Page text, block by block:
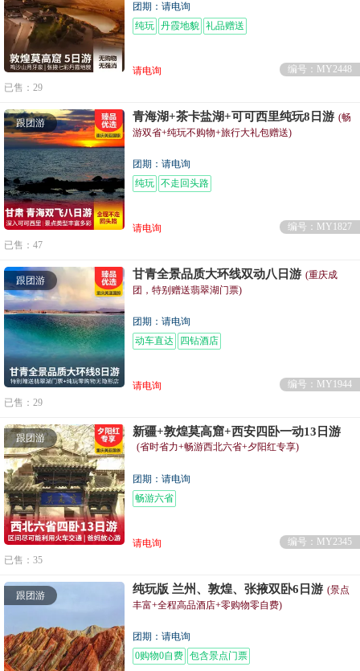
团期：请电询
纯玩 丹霞地貌 礼品赠送
请电询
编号：MY2448
已售：29
跟团游 青海湖+茶卡盐湖+可可西里纯玩8日游 (畅
游双省+纯玩不购物+旅行大礼包赠送)
团期：请电询
纯玩 不走回头路
请电询
编号：MY1827
已售：47
跟团游 甘青全景品质大环线双动八日游 (重庆成
团，特别赠送翡翠湖门票)
团期：请电询
动车直达
四钻酒店
请电询
编号：MY1944
已售：29
跟团游 新疆+敦煌莫高窟+西安四卧一动13日游
(省时省力+畅游西北六省+夕阳红专享)
团期：请电询
畅游六省
请电询
编号：MY2345
已售：35
跟团游 纯玩版 兰州、敦煌、张掖双卧6日游 (景点
丰富+全程高品酒店+零购物零自费)
团期：请电询
0购物0自费 包含景点门票